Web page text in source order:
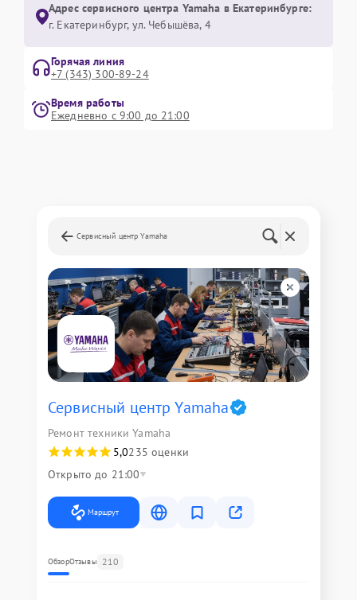
Адрес сервисного центра Yamaha в Екатеринбурге:
г. Екатеринбург, ул. Чебышёва, 4
Горячая линия
+7 (343) 300-89-24
Время работы
Ежедневно с 9:00 до 21:00
Сервисный центр Yamaha
Сервисный центр Yamaha
Ремонт техники Yamaha
5,0235 оценки
Открыто до 21:00
Маршрут
ОбзорОтзывы 210